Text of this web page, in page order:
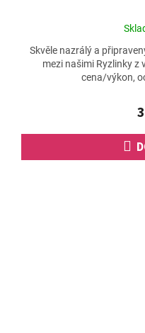
Skvěle nazrálý a
mezi našimi Ryzlinky z
cena/výkon,